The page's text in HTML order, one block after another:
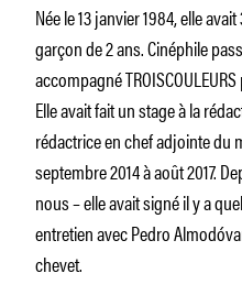
Née le 13 janvier 1984, elle
garçon de 2 ans. Cinéphile
accompagné
Elle avait fait un stage à la
rédactrice en chef adjointe du
septembre 2014 à août 2017.
nous – elle avait signé il y a
entretien avec Pedro
chevet.